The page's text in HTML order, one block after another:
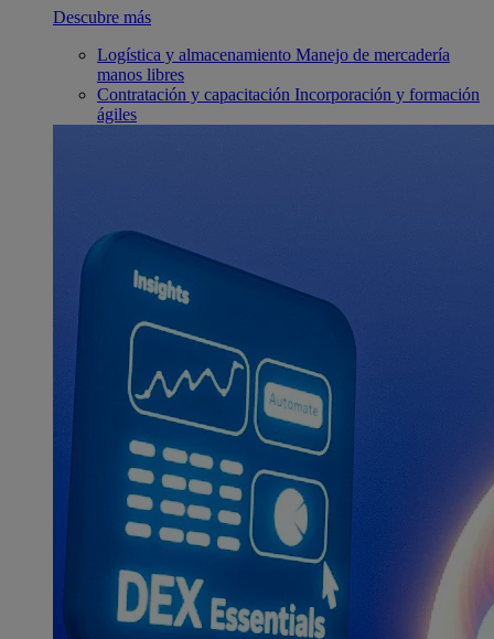
Descubre más
Logística y almacenamiento Manejo de mercadería
manos libres
Contratación y capacitación Incorporación y formación
ágiles